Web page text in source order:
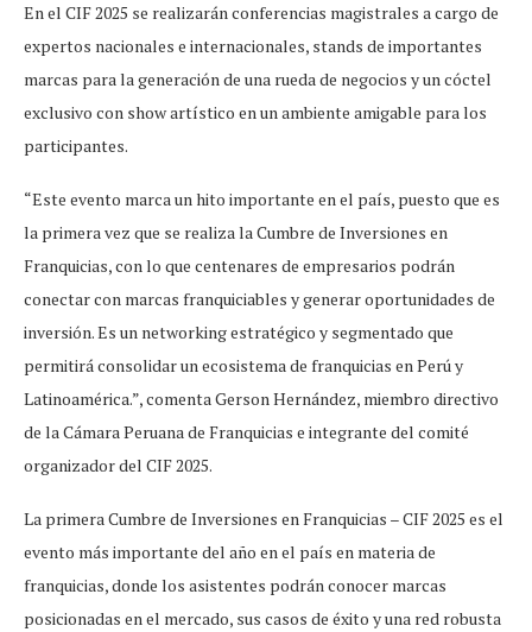
En el CIF 2025 se realizarán conferencias magistrales a cargo de
expertos nacionales e internacionales, stands de importantes
marcas para la generación de una rueda de negocios y un cóctel
exclusivo con show artístico en un ambiente amigable para los
participantes.
“Este evento marca un hito importante en el país, puesto que es
la primera vez que se realiza la Cumbre de Inversiones en
Franquicias, con lo que centenares de empresarios podrán
conectar con marcas franquiciables y generar oportunidades de
inversión. Es un networking estratégico y segmentado que
permitirá consolidar un ecosistema de franquicias en Perú y
Latinoamérica.”, comenta Gerson Hernández, miembro directivo
de la Cámara Peruana de Franquicias e integrante del comité
organizador del CIF 2025.
La primera Cumbre de Inversiones en Franquicias – CIF 2025 es el
evento más importante del año en el país en materia de
franquicias, donde los asistentes podrán conocer marcas
posicionadas en el mercado, sus casos de éxito y una red robusta